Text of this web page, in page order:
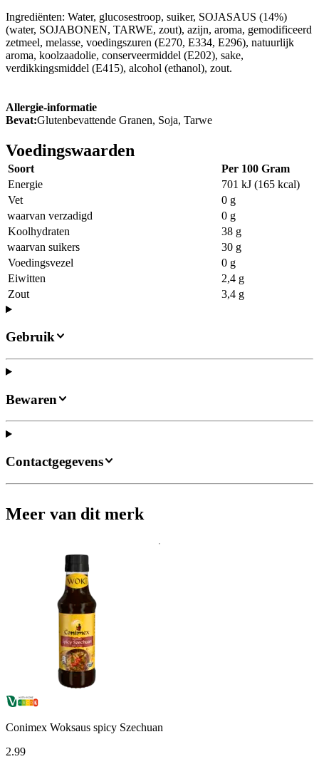
Ingrediënten: Water, glucosestroop, suiker, SOJASAUS (14%)
(water, SOJABONEN, TARWE, zout), azijn, aroma, gemodificeerd
zetmeel, melasse, voedingszuren (E270, E334, E296), natuurlijk
aroma, koolzaadolie, conserveermiddel (E202), sake,
verdikkingsmiddel (E415), alcohol (ethanol), zout.
Allergie-informatie
Bevat:Glutenbevattende Granen, Soja, Tarwe
Voedingswaarden
Soort
Per 100 Gram
Energie
701 kJ (165 kcal)
Vet
0 g
waarvan verzadigd
0 g
Koolhydraten
38 g
waarvan suikers
30 g
Voedingsvezel
0 g
Eiwitten
2,4 g
Zout
3,4 g
Gebruik
Bewaren
Contactgegevens
Meer van dit merk
Conimex Woksaus spicy Szechuan
2.99